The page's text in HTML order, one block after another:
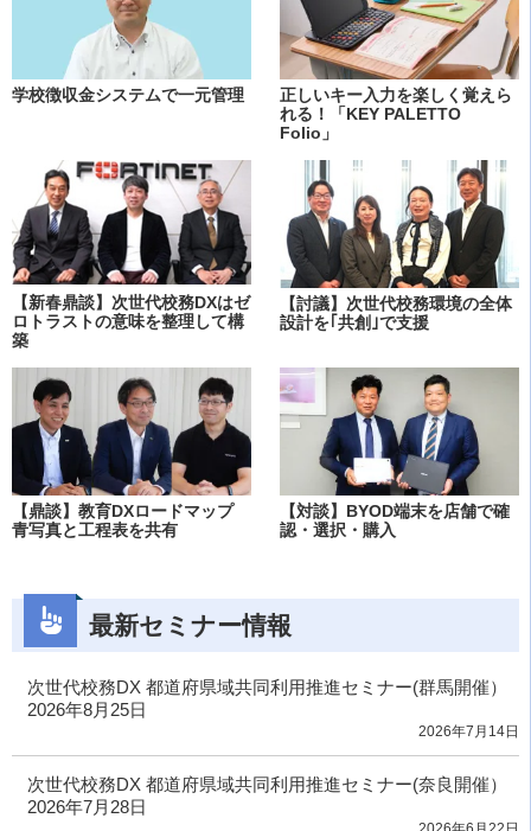
学校徴収金システムで一元管理
正しいキー入力を楽しく覚えら
れる！「KEY PALETTO
Folio」
【新春鼎談】次世代校務DXはゼ
ロトラストの意味を整理して構
築
【討議】次世代校務環境の全体
設計を｢共創｣で支援
【鼎談】教育DXロードマップ
青写真と工程表を共有
【対談】BYOD端末を店舗で確
認・選択・購入
最新セミナー情報
次世代校務DX 都道府県域共同利用推進セミナー(群馬開催）
2026年8月25日
2026年7月14日
次世代校務DX 都道府県域共同利用推進セミナー(奈良開催）
2026年7月28日